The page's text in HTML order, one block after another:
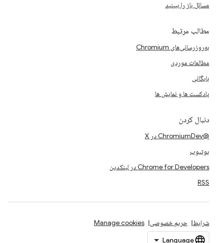
مسائل باز را ببینید
مطالب مرتبط
به‌روزرسانی‌های Chromium
مطالعات موردی
بایگانی
پادکست ها و نمایش ها
دنبال کردن
@ChromiumDev در X
یوتیوب
Chrome for Developers در لینکدین
RSS
شرایط حریم خصوصی Manage cookies